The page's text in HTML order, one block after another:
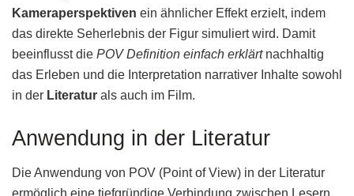
Kameraperspektiven ein ähnlicher Effekt erzielt, indem
das direkte Seherlebnis der Figur simuliert wird. Damit
beeinflusst die POV Definition einfach erklärtnachhaltig
das Erleben und die Interpretation narrativer Inhalte sowohl
in der Literatur als auch im Film.
Anwendung in der Literatur
Die Anwendung von POV (Point of View) in der Literatur